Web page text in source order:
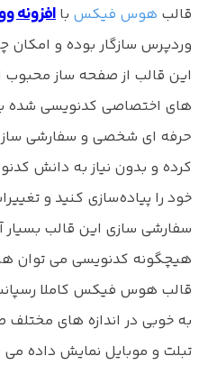
قالب هوس فیکس باافزونه
وردپرس سازگار بوده و امکان
این قالب از صفحه ساز محبوب
های اختصاصی کدنویسی شده
حرفه ای شخصی و سفارشی
کرده و بدون نیاز به دانش
خود را پیاده‌سازی کنید و
سفارشی سازی این قالب بسیار
هیچگونه کدنویسی می توان هر
قالب هوس فیکس کاملا
به خوبی در اندازه های
تبلت و موبایل نمایش داده